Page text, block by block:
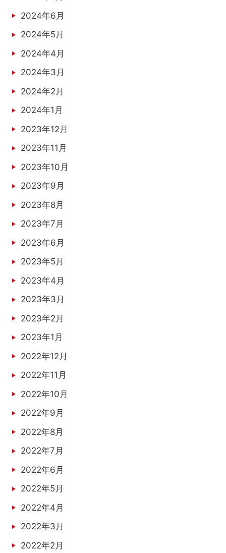
2024年6月
2024年5月
2024年4月
2024年3月
2024年2月
2024年1月
2023年12月
2023年11月
2023年10月
2023年9月
2023年8月
2023年7月
2023年6月
2023年5月
2023年4月
2023年3月
2023年2月
2023年1月
2022年12月
2022年11月
2022年10月
2022年9月
2022年8月
2022年7月
2022年6月
2022年5月
2022年4月
2022年3月
2022年2月